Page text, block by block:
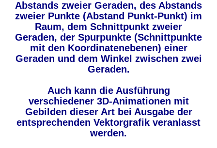
Abstands zweier Geraden, des Abstands
zweier Punkte (Abstand Punkt-Punkt) im
Raum, dem Schnittpunkt zweier
Geraden, der Spurpunkte (Schnittpunkte
mit den Koordinatenebenen) einer
Geraden und dem Winkel zwischen zwei
Geraden.
Auch kann die Ausführung
verschiedener 3D-Animationen mit
Gebilden dieser Art bei Ausgabe der
entsprechenden Vektorgrafik veranlasst
werden.